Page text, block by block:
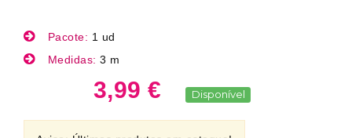
Pacote: 1 ud
Medidas: 3 m
3,99 € Disponível